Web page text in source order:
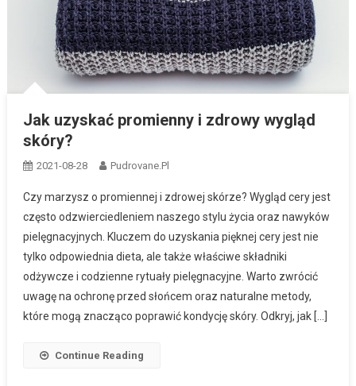
Jak uzyskać promienny i zdrowy wygląd
skóry?
2021-08-28 Pudrovane.pl
Czy marzysz o promiennej i zdrowej skórze? Wygląd cery jest
często odzwierciedleniem naszego stylu życia oraz nawyków
pielęgnacyjnych. Kluczem do uzyskania pięknej cery jest nie
tylko odpowiednia dieta, ale także właściwe składniki
odżywcze i codzienne rytuały pielęgnacyjne. Warto zwrócić
uwagę na ochronę przed słońcem oraz naturalne metody,
które mogą znacząco poprawić kondycję skóry. Odkryj, jak […]
Continue Reading